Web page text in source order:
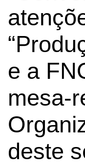
e a
mesa-
deste